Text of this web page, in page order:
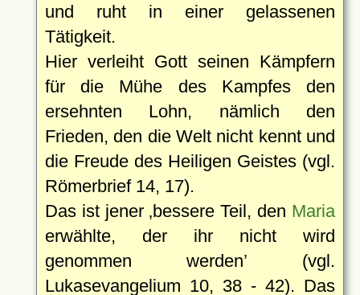
und ruht in einer gelassenen
Tätigkeit.
Hier verleiht Gott seinen Kämpfern
für die Mühe des Kampfes den
ersehnten Lohn, nämlich den
Frieden, den die Welt nicht kennt und
die Freude des Heiligen Geistes (vgl.
Römerbrief 14, 17).
Das ist jener bessere Teil, den Maria
erwählte, der ihr nicht wird
genommen werden
(vgl.
Lukasevangelium 10, 38 - 42). Das